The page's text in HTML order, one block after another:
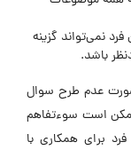
نمی‌تواند گزینه
باشد.
صورت عدم طرح سوال
است سوءتفاهم
برای همکاری با